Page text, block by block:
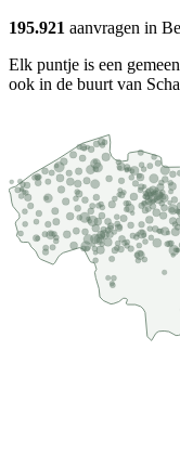
195.921 aanvragen in
Elk puntje is een
ook in de buurt van